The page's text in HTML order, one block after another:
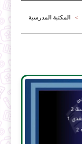
> المكتبة المدرسية